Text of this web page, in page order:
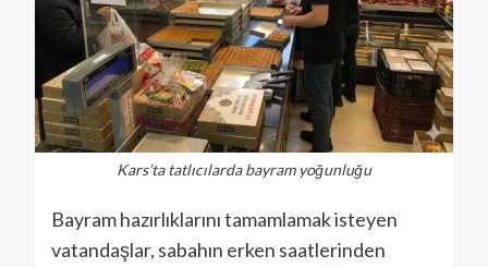
Kars’ta tatlıcılarda bayram yoğunluğu
Bayram hazırlıklarını tamamlamak isteyen
vatandaşlar, sabahın erken saatlerinden